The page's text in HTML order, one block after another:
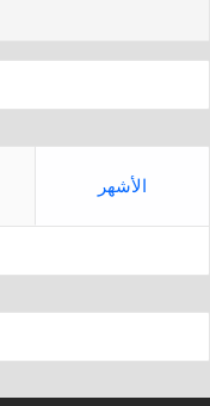
الأشهر